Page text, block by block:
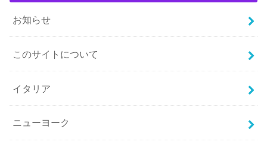
お知らせ
このサイトについて
イタリア
ニューヨーク